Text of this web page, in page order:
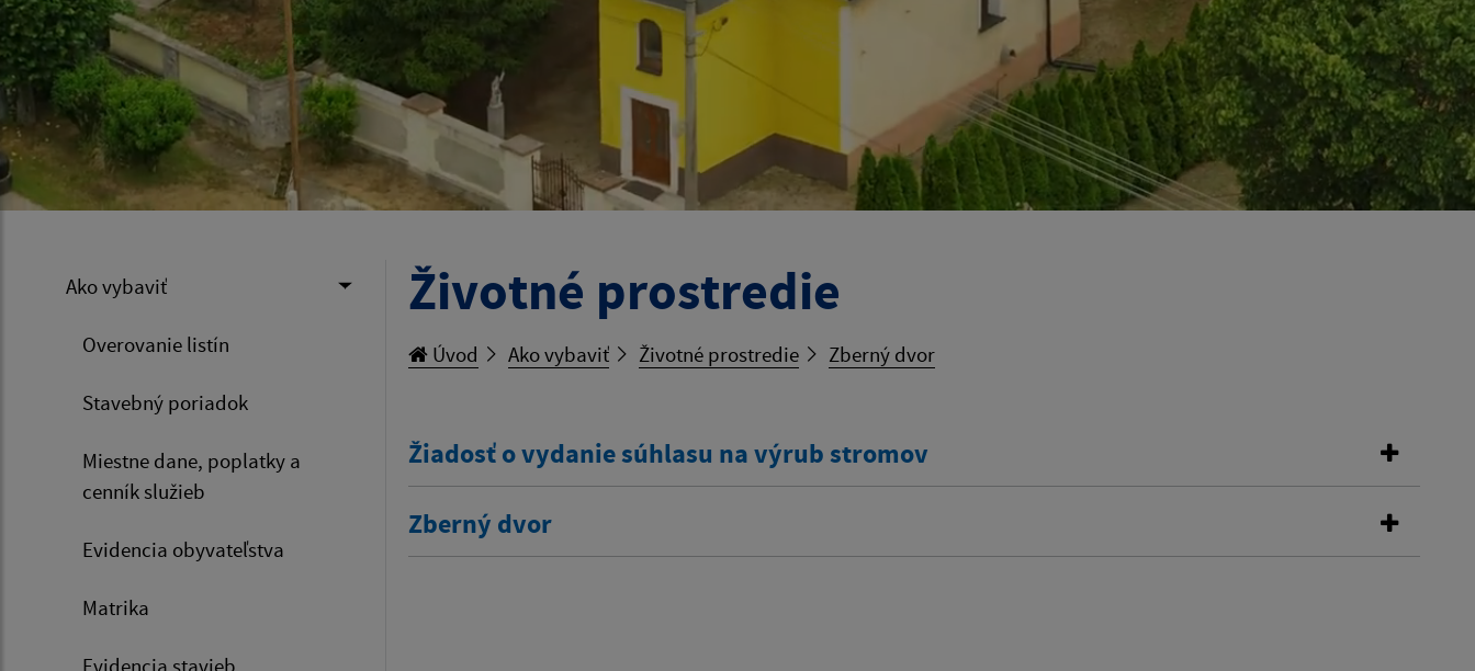
Ako vybaviť
Overovanie listín
Stavebný poriadok
Miestne dane, poplatky a
cenník služieb
Evidencia obyvateľstva
Matrika
Evidencia stavieb
Životné prostredie
Úvod Ako vybaviť Životné prostredie Zberný dvor
Žiadosť o vydanie súhlasu na výrub stromov
Zberný dvor